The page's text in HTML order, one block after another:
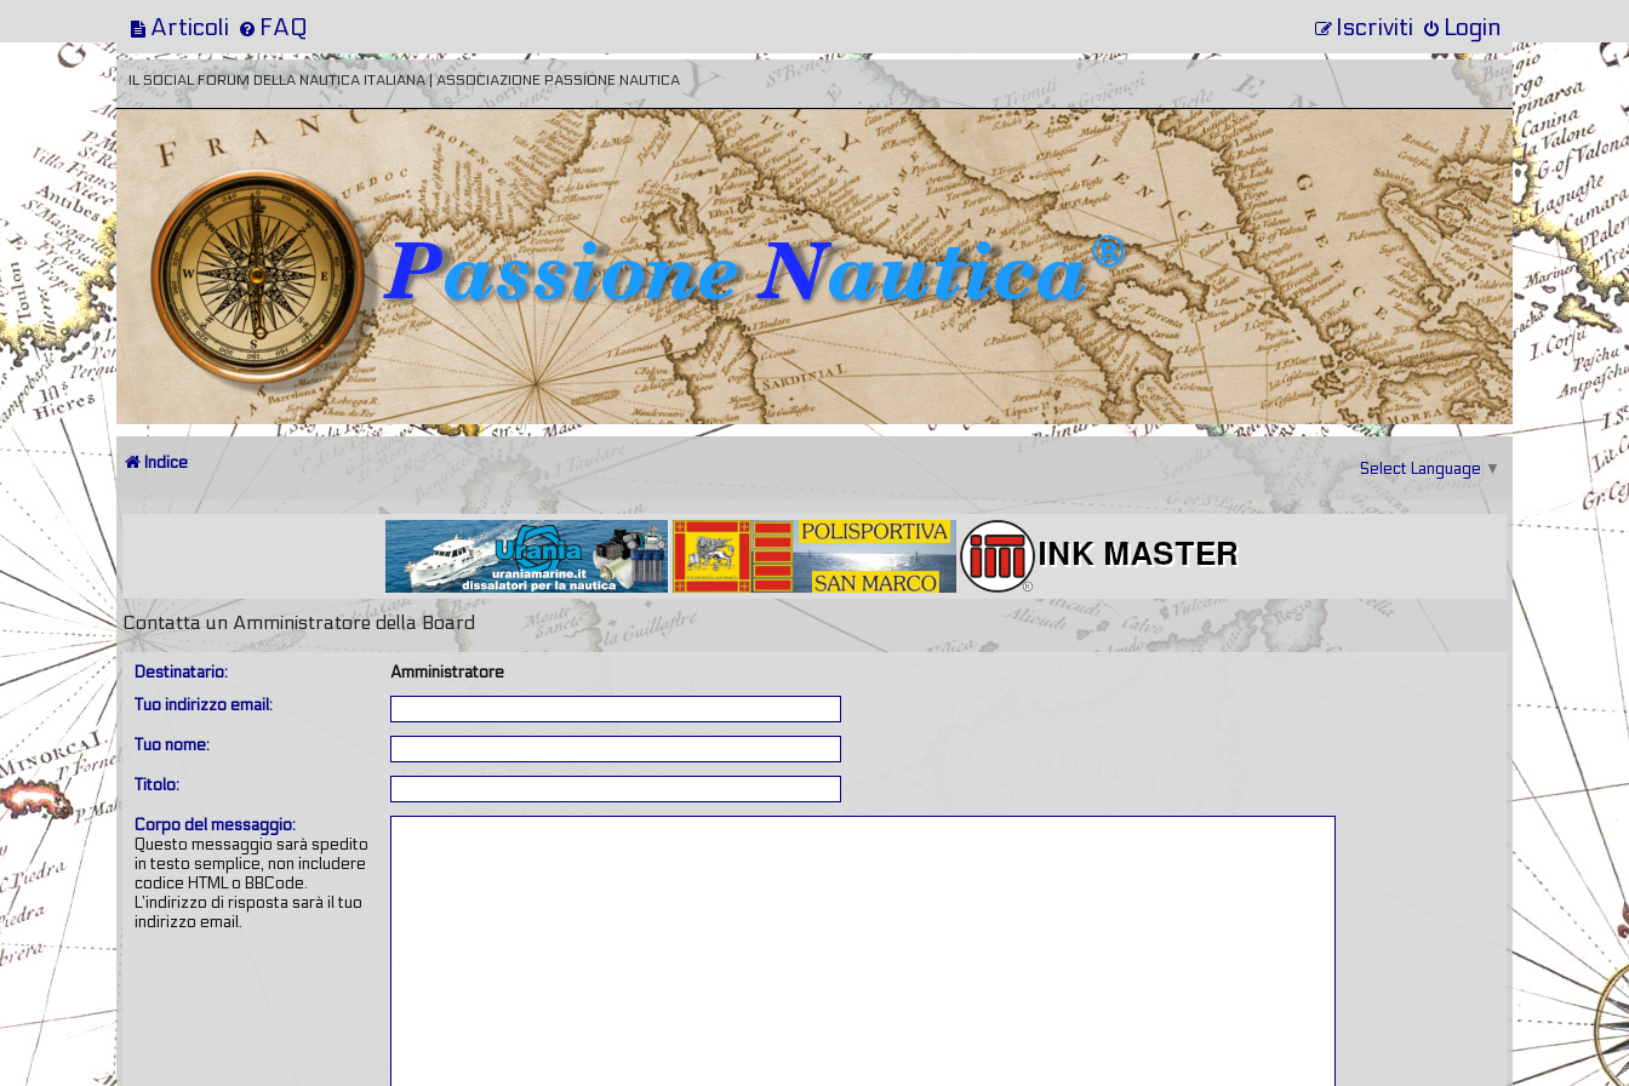
Articoli FAQ Login
Iscriviti
IL SOCIAL FORUM DELLA NAUTICA ITALIANA | ASSOCIAZIONE PASSIONE NAUTICA
Indice Select Language ▼
Contatta un Amministratore della Board
Destinatario:
Amministratore
Tuo indirizzo email:
Tuo nome:
Titolo:
Corpo del messaggio:
Questo messaggio sarà spedito
in testo semplice, non includere
codice HTML o BBCode.
L’indirizzo di risposta sarà il tuo
indirizzo email.